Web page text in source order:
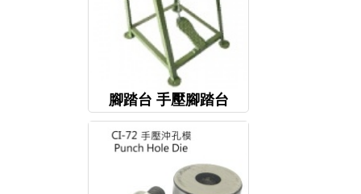
腳踏台 手壓腳踏台